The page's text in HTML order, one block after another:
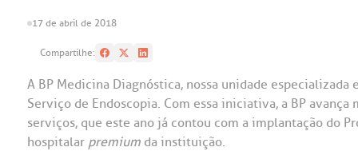
SAC:
Doação
Ética e
Centro
17 de abril de 2018
Compartilhe:
A BP Medicina Diagnóstica, nossa unidade
Serviço de Endoscopia. Com essa iniciativa, a BP
serviços, que este ano já contou com a implantação do
hospitalar premiumda instituição.